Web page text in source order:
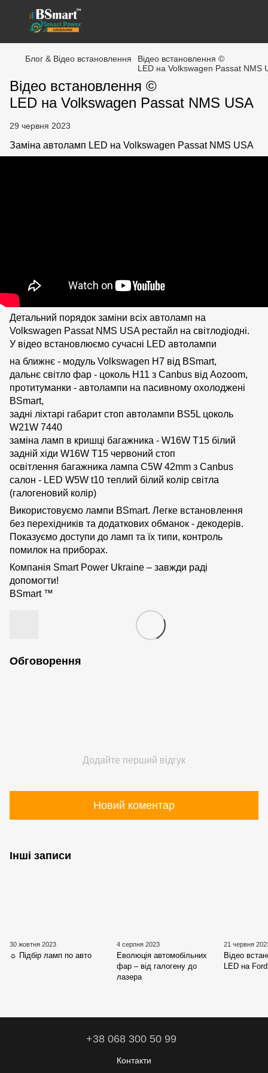
Блог & Відео встановлення
Відео встановлення ©
LED на Volkswagen Passat NMS
Відео встановлення ©
LED на Volkswagen Passat NMS USA
29 червня 2023
Заміна автоламп LED на Volkswagen Passat NMS USA
Детальний порядок заміни всіх автоламп на
Volkswagen Passat NMS USA рестайл на світлодіодні.
У відео встановлюємо сучасні LED автолампи
на ближнє - модуль Volkswagen H7 від BSmart,
дальнє світло фар - цоколь H11 з Canbus від Aozoom,
протитуманки - автолампи на пасивному охолоджені
BSmart,
задні ліхтарі габарит стоп автолампи BS5L цоколь
W21W 7440
заміна ламп в кришці багажника - W16W T15 білий
задній хіди W16W T15 червоний стоп
освітлення багажника лампа C5W 42mm з Canbus
салон - LED W5W t10 теплий білий колір світла
(галогеновий колір)
Використовуємо лампи BSmart. Легке встановлення
без перехідників та додаткових обманок - декодерів.
Показуємо доступи до ламп та їх типи, контроль
помилок на приборах.
Компанія Smart Power Ukraine – завжди раді
допомогти!
BSmart ™
Обговорення
Додайте перший відгук
Новий коментар
Інші записи
30 жовтня 2023
☼ Підбір ламп по авто
4 серпня 2023
Еволюція автомобільних
фар – від галогену до
лазера
21 червня
Відео
LED на
+38 068 300 50 99
Контакти